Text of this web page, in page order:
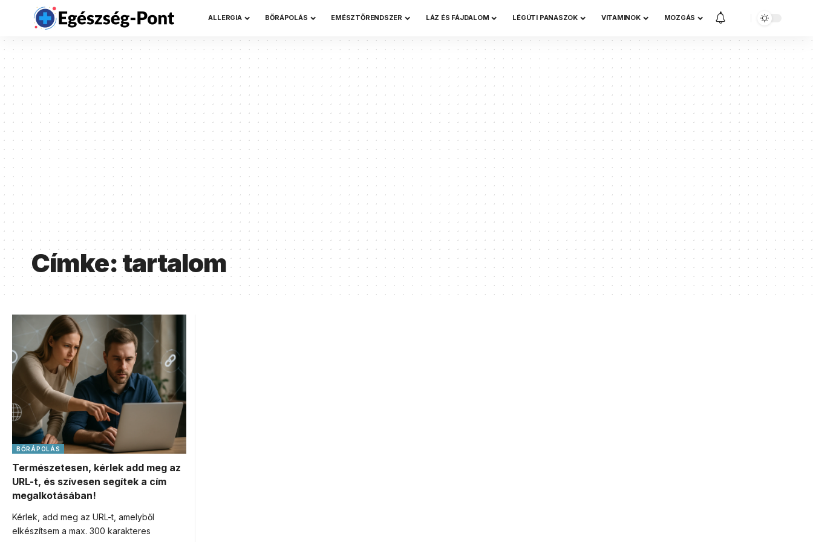
ALLERGIA BŐRÁPOLÁS EMÉSZTŐRENDSZER LÁZ ÉS FÁJDALOM LÉGÚTI PANASZOK VITAMINOK MOZGÁS
Címke:tartalom
BŐRÁPOLÁS
Természetesen, kérlek add meg az
URL-t, és szívesen segítek a cím
megalkotásában!
Kérlek, add meg az URL-t, amelyből
elkészítsem a max. 300 karakteres